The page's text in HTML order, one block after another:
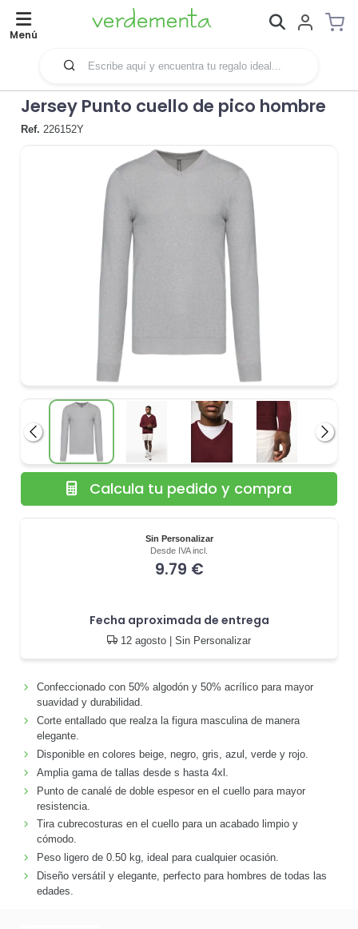
Menú
Jersey Punto cuello de pico hombre
Ref. 226152Y
Anterior
Sin Personalizar
Desde IVA incl.
9.79 €
Fecha aproximada de entrega
12 agosto | Sin Personalizar
Calcula tu pedido y compra
Confeccionado con 50% algodón y 50% acrílico para mayor
suavidad y durabilidad.
Corte entallado que realza la figura masculina de manera
elegante.
Disponible en colores beige, negro, gris, azul, verde y rojo.
Amplia gama de tallas desde s hasta 4xl.
Punto de canalé de doble espesor en el cuello para mayor
resistencia.
Tira cubrecosturas en el cuello para un acabado limpio y
cómodo.
Peso ligero de 0.50 kg, ideal para cualquier ocasión.
Diseño versátil y elegante, perfecto para hombres de todas las
edades.